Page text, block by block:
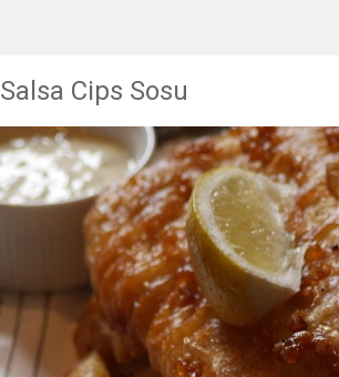
Salsa Cips Sosu